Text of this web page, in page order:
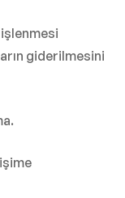
giderilmesini